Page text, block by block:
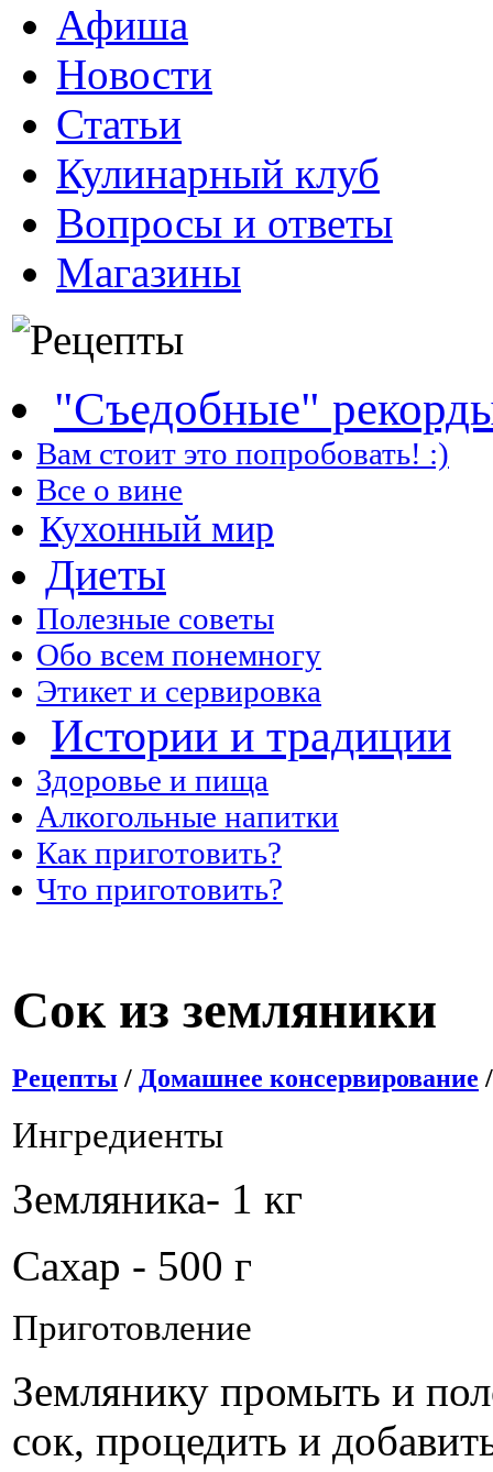
Афиша
Новости
Статьи
Кулинарный клуб
Вопросы и ответы
Магазины
"Съедобные"
Вам стоит это попробовать! :)
Все о вине
Кухонный мир
Диеты
Полезные советы
Обо всем понемногу
Этикет и сервировка
Истории и традиции
Здоровье и пища
Алкогольные напитки
Как приготовить?
Что приготовить?
Сок из земляники
Рецепты / Домашнее консервирование
Ингредиенты
Земляника- 1 кг
Сахар - 500 г
Приготовление
Землянику промыть и
сок, процедить и